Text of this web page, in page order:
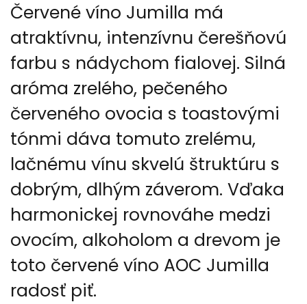
Červené víno Jumilla má
atraktívnu, intenzívnu čerešňovú
farbu s nádychom fialovej. Silná
aróma zrelého, pečeného
červeného ovocia s toastovými
tónmi dáva tomuto zrelému,
lačnému vínu skvelú štruktúru s
dobrým, dlhým záverom. Vďaka
harmonickej rovnováhe medzi
ovocím, alkoholom a drevom je
toto červené víno AOC Jumilla
radosť piť.